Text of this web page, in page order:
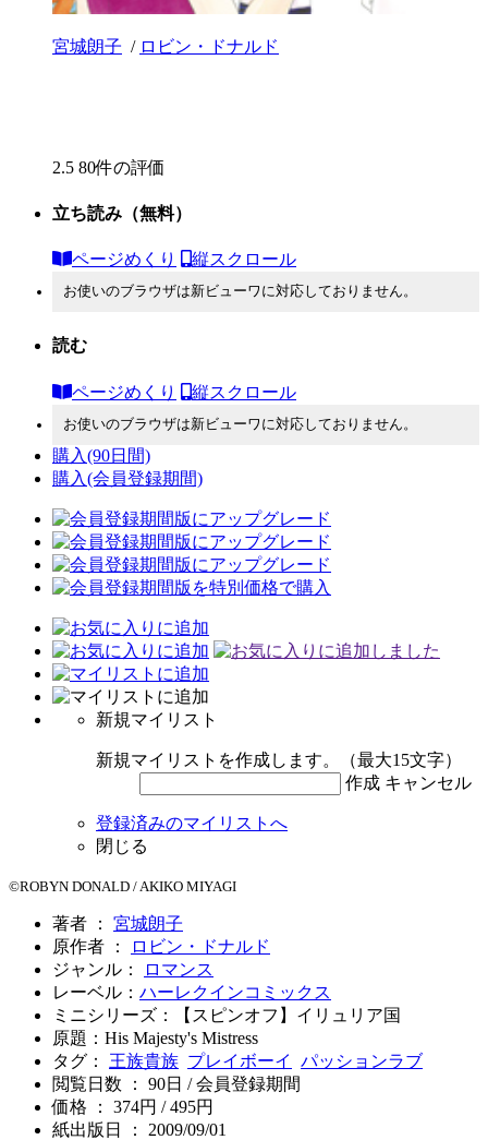
宮城朗子 / ロビン・ドナルド
2.5 80件の評価
立ち読み （無料）
ページめくり 縦スクロール
お使いのブラウザは新ビューワに対応しておりません。
読む
ページめくり 縦スクロール
お使いのブラウザは新ビューワに対応しておりません。
購入(90日間)
購入(会員登録期間)
新規マイリスト
新規マイリストを作成します。（最大15文字）
作成 キャンセル
登録済みのマイリストへ
閉じる
©ROBYN DONALD / AKIKO MIYAGI
著者 ： 宮城朗子
原作者 ：
ロビン・ドナルド
ジャンル：
ロマンス
レーベル： ハーレクインコミックス
ミニシリーズ：【スピンオフ】イリュリア国
原題：His Majesty's Mistress
タグ： 王族貴族 プレイボーイ
パッションラブ
閲覧日数 ： 90日 / 会員登録期間
価格 ： 374円 / 495円
紙出版日 ： 2009/09/01